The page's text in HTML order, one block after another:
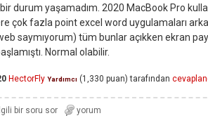
durum yaşamadım. 2020 MacBook Pro
çok fazla point excel word uygulamaları
saymıyorum) tüm bunlar açıkken ekran
Normal olabilir.
HectorFly Yardımcı (1,330 puan) tarafından